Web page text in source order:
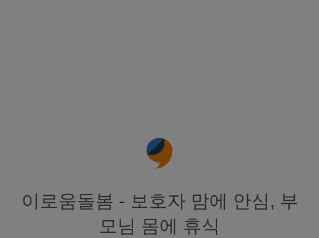
이로움돌봄 - 보호자 맘에 안심, 부
모님 몸에 휴식